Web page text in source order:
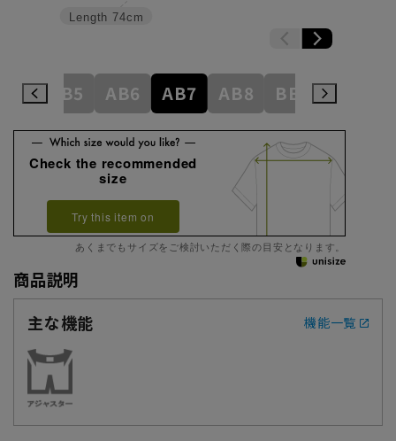
Length 74cm
AB5 AB6 AB7 AB8 BE3 BE4
Check the recommended
size
Try this item on
あくまでもサイズをご検討いただく際の目安となります。
商品説明
主な機能
機能一覧